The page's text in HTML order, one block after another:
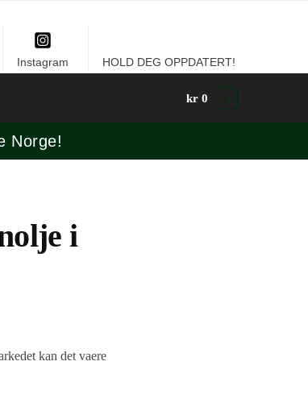
Instagram HOLD DEG OPPDATERT!
kr 0
Norge!
i
kan det vaere